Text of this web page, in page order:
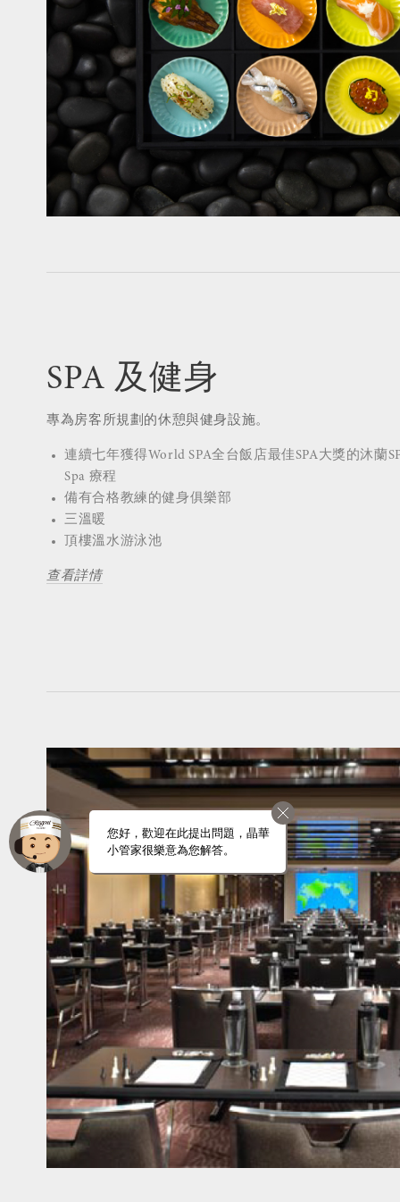
SPA 及健身
專為房客所規劃的休憩與健身設施。
連續七年獲得World SPA全台飯店最佳SPA大獎的沐蘭
Spa 療程
備有合格教練的健身俱樂部
三溫暖
頂樓溫水游泳池
查看詳情
您好，歡迎在此提出問題，晶華
小管家很樂意為您解答。